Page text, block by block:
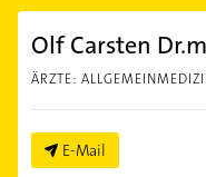
Olf Carsten
ÄRZTE:
E-Mail